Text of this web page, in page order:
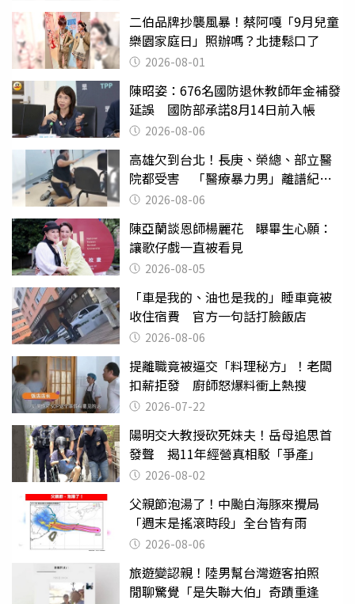
二伯品牌抄襲風暴！蔡阿嘎「9月兒童
樂園家庭日」照辦嗎？北捷鬆口了
2026-08-01
陳昭姿：676名國防退休教師年金補發
延誤 國防部承諾8月14日前入帳
2026-08-06
高雄欠到台北！長庚、榮總、部立醫
院都受害 「醫療暴力男」離譜紀錄
曝光2026-08-06
陳亞蘭談恩師楊麗花 曝畢生心願：
讓歌仔戲一直被看見
2026-08-05
「車是我的、油也是我的」睡車竟被
收住宿費 官方一句話打臉飯店
2026-08-06
提離職竟被逼交「料理秘方」！老闆
扣薪拒發 廚師怒爆料衝上熱搜
2026-07-22
陽明交大教授砍死妹夫！岳母追思首
發聲 揭11年經營真相駁「爭產」
2026-08-02
父親節泡湯了！中颱白海豚來攪局
「週末是搖滾時段」全台皆有雨
2026-08-06
旅遊變認親！陸男幫台灣遊客拍照
閒聊驚覺「是失聯大伯」奇蹟重逢